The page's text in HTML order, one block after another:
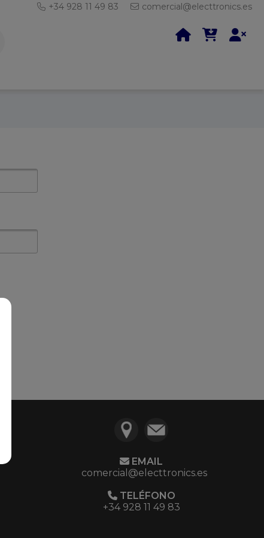
+34 928 11 49 83 comercial@electtronics.es
EMAIL
comercial@electtronics.es
TELÉFONO
+34 928 11 49 83